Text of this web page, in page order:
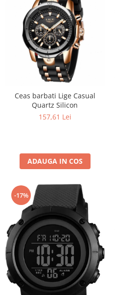
Ceas barbati Lige Casual
Quartz Silicon
157,61 Lei
ADAUGA IN COS
-17%